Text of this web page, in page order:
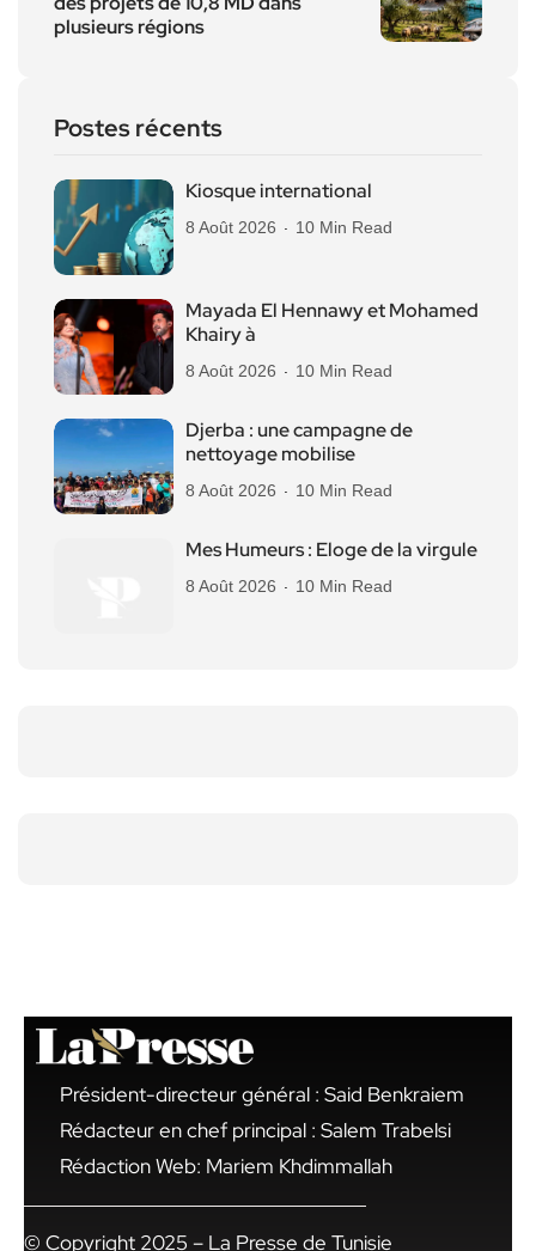
plusieurs régions
Postes récents
Kiosque international
8 Août 2026 10 Min Read
Mayada El Hennawy et Mohamed
Khairy à
8 Août 2026 10 Min Read
Djerba : une campagne de
nettoyage mobilise
8 Août 2026 10 Min Read
Mes Humeurs : Eloge de la virgule
8 Août 2026 10 Min Read
Président-directeur général : Said Benkraiem
Rédacteur en chef principal : Salem Trabelsi
Rédaction Web: Mariem Khdimmallah
© Copyright 2025 – La Presse de Tunisie